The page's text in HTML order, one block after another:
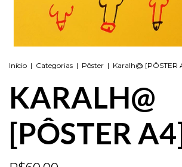
Início | Categorias | Pôster | Karalh@ [PÔSTER
KARALH@
[PÔSTER